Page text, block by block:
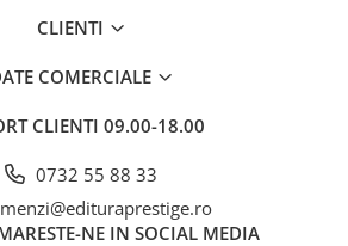
CLIENTI
COMERCIALE
CLIENTI 09.00-18.00
0732 55 88 33
NE IN SOCIAL MEDIA